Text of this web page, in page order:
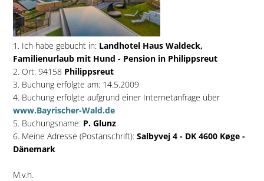
1. Ich habe gebucht in: Landhotel Haus Waldeck,
Familienurlaub mit Hund - Pension in Philippsreut
2. Ort: 94158 Philippsreut
3. Buchung erfolgte am: 14.5.2009
4. Buchung erfolgte aufgrund einer Internetanfrage über
www.Bayrischer-Wald.de
5. Buchungsname: P. Glunz
6. Meine Adresse (Postanschrift): Salbyvej 4 - DK 4600 Køge -
Dänemark
M.v.h.